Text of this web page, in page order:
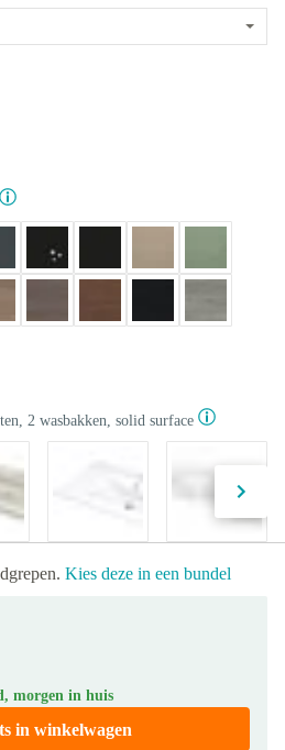
2 wasbakken, solid surface
Kies deze in een bundel
morgen in huis
in winkelwagen